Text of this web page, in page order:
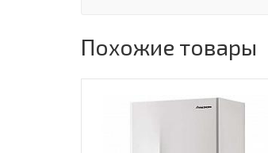
Похожие товары